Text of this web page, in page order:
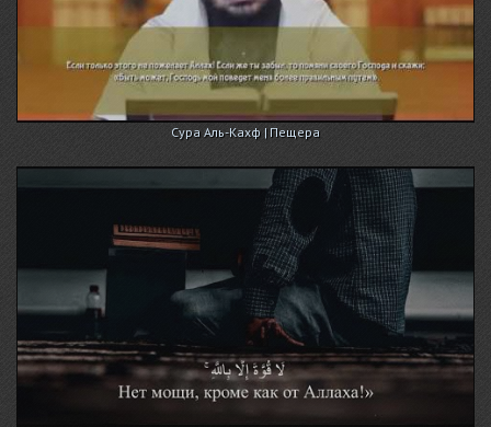
Сура Аль-Кахф | Пещера